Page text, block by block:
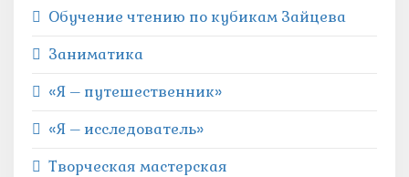
Обучение чтению по кубикам Зайцева
Заниматика
«Я – путешественник»
«Я – исследователь»
Творческая мастерская